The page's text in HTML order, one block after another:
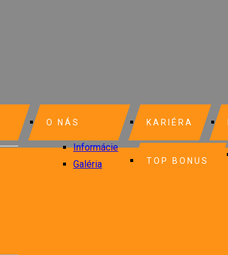
O NÁS
Informácie
Galéria
KARIÉRA
TOP BONUS